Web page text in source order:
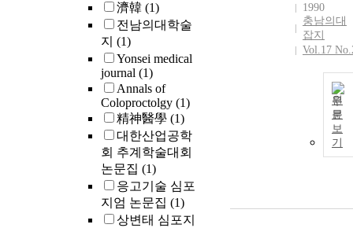
濟韓 (1)
전남의대학술
지 (1)
Yonsei medical
journal (1)
Annals of
Coloproctolgy (1)
精神醫學 (1)
대한산업공학
회 추계학술대회
논문집 (1)
응고기술 심포
지엄 논문집 (1)
상변태 심포지
1990
충남의대
잡지
Vol.17
원
문
보
기